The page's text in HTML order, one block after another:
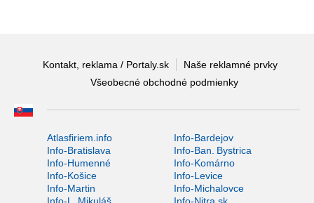
Kontakt, reklama / Portaly.sk
Naše reklamné prvky
Všeobecné obchodné podmienky
Atlasfiriem.info
Info-Bardejov
Info-Bratislava
Info-Ban. Bystrica
Info-Humenné
Info-Komárno
Info-Košice
Info-Levice
Info-Martin
Info-Michalovce
Info-L. Mikuláš
Info-Nitra.sk